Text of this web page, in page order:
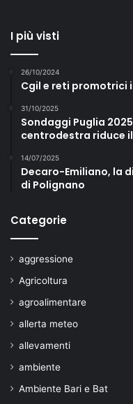
I più visti
26/10/2024
Cgil e reti promotrici
31/10/2025
Sondaggi Puglia
centrodestra riduce
14/07/2025
Decaro-Emiliano, la
di Polignano
Categorie
aggressione
Agricoltura
agroalimentare
allerta meteo
allevamenti
ambiente
Ambiente Bari e Bat